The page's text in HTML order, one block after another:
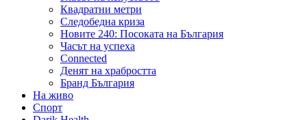
Квадратни метри
Следобедна криза
Новите 240: Посоката на България
Часът на успеха
Connected
Денят на храбростта
Бранд България
На живо
Спорт